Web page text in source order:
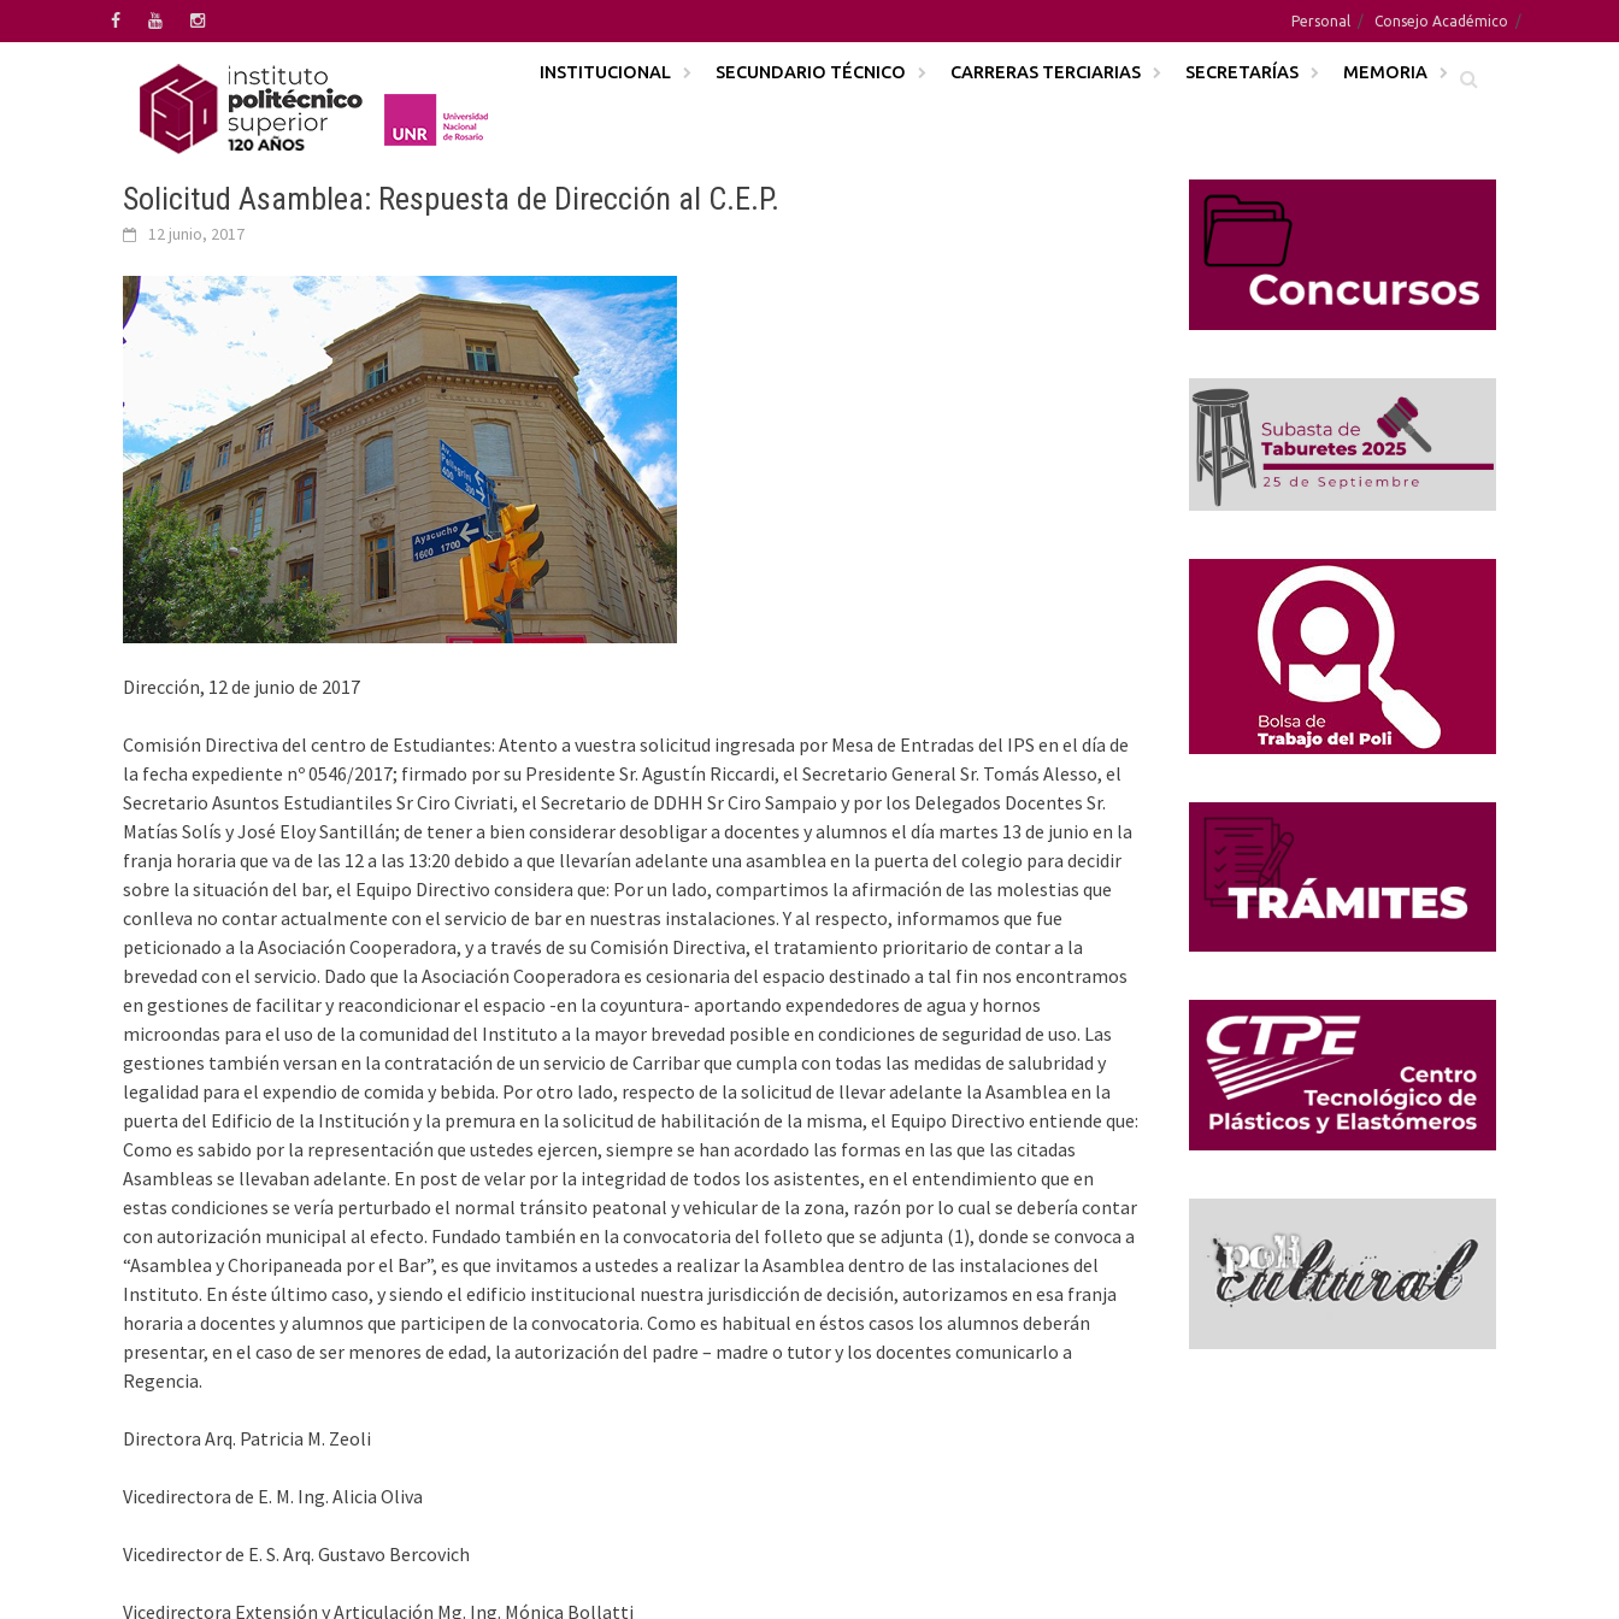
al
Personal Consejo Académico
INSTITUCIONAL SECUNDARIO TÉCNICO CARRERAS TERCIARIAS SECRETARÍAS MEMORIA
Solicitud Asamblea: Respuesta de Dirección al C.E.P.
12 junio, 2017
Dirección, 12 de junio de 2017
Comisión Directiva del centro de Estudiantes: Atento a vuestra solicitud ingresada por Mesa de Entradas del IPS en el día de
la fecha expediente nº 0546/2017; firmado por su Presidente Sr. Agustín Riccardi, el Secretario General Sr. Tomás Alesso, el
Secretario Asuntos Estudiantiles Sr Ciro Civriati, el Secretario de DDHH Sr Ciro Sampaio y por los Delegados Docentes Sr.
Matías Solís y José Eloy Santillán; de tener a bien considerar desobligar a docentes y alumnos el día martes 13 de junio en la
franja horaria que va de las 12 a las 13:20 debido a que llevarían adelante una asamblea en la puerta del colegio para decidir
sobre la situación del bar, el Equipo Directivo considera que: Por un lado, compartimos la afirmación de las molestias que
conlleva no contar actualmente con el servicio de bar en nuestras instalaciones. Y al respecto, informamos que fue
peticionado a la Asociación Cooperadora, y a través de su Comisión Directiva, el tratamiento prioritario de contar a la
brevedad con el servicio. Dado que la Asociación Cooperadora es cesionaria del espacio destinado a tal fin nos encontramos
en gestiones de facilitar y reacondicionar el espacio -en la coyuntura- aportando expendedores de agua y hornos
microondas para el uso de la comunidad del Instituto a la mayor brevedad posible en condiciones de seguridad de uso. Las
gestiones también versan en la contratación de un servicio de Carribar que cumpla con todas las medidas de salubridad y
legalidad para el expendio de comida y bebida. Por otro lado, respecto de la solicitud de llevar adelante la Asamblea en la
puerta del Edificio de la Institución y la premura en la solicitud de habilitación de la misma, el Equipo Directivo entiende que:
Como es sabido por la representación que ustedes ejercen, siempre se han acordado las formas en las que las citadas
Asambleas se llevaban adelante. En post de velar por la integridad de todos los asistentes, en el entendimiento que en
estas condiciones se vería perturbado el normal tránsito peatonal y vehicular de la zona, razón por lo cual se debería contar
con autorización municipal al efecto. Fundado también en la convocatoria del folleto que se adjunta (1), donde se convoca a
“Asamblea y Choripaneada por el Bar”, es que invitamos a ustedes a realizar la Asamblea dentro de las instalaciones del
Instituto. En éste último caso, y siendo el edificio institucional nuestra jurisdicción de decisión, autorizamos en esa franja
horaria a docentes y alumnos que participen de la convocatoria. Como es habitual en éstos casos los alumnos deberán
presentar, en el caso de ser menores de edad, la autorización del padre – madre o tutor y los docentes comunicarlo a
Regencia.
Directora Arq. Patricia M. Zeoli
Vicedirectora de E. M. Ing. Alicia Oliva
Vicedirector de E. S. Arq. Gustavo Bercovich
Vicedirectora Extensión y Articulación Mg. Ing. Mónica Bollatti